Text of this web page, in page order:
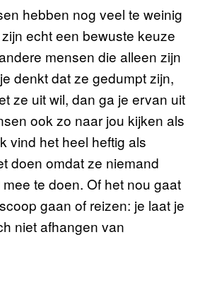
hebben nog veel te weinig
echt een bewuste keuze
mensen die alleen zijn
denkt dat ze gedumpt zijn,
ze uit wil, dan ga je ervan uit
ook zo naar jou kijken als
vind het heel heftig als
doen omdat ze niemand
te doen. Of het nou gaat
gaan of reizen: je laat je
niet afhangen van